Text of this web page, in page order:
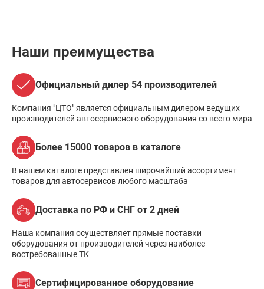
Наши преимущества
Официальный дилер 54 производителей
Компания "ЦТО" является официальным дилером ведущих
производителей автосервисного оборудования со всего мира
Более 15000 товаров в каталоге
В нашем каталоге представлен широчайший ассортимент
товаров для автосервисов любого масштаба
Доставка по РФ и СНГ от 2 дней
Наша компания осуществляет прямые поставки
оборудования от производителей через наиболее
востребованные ТК
Сертифицированное оборудование